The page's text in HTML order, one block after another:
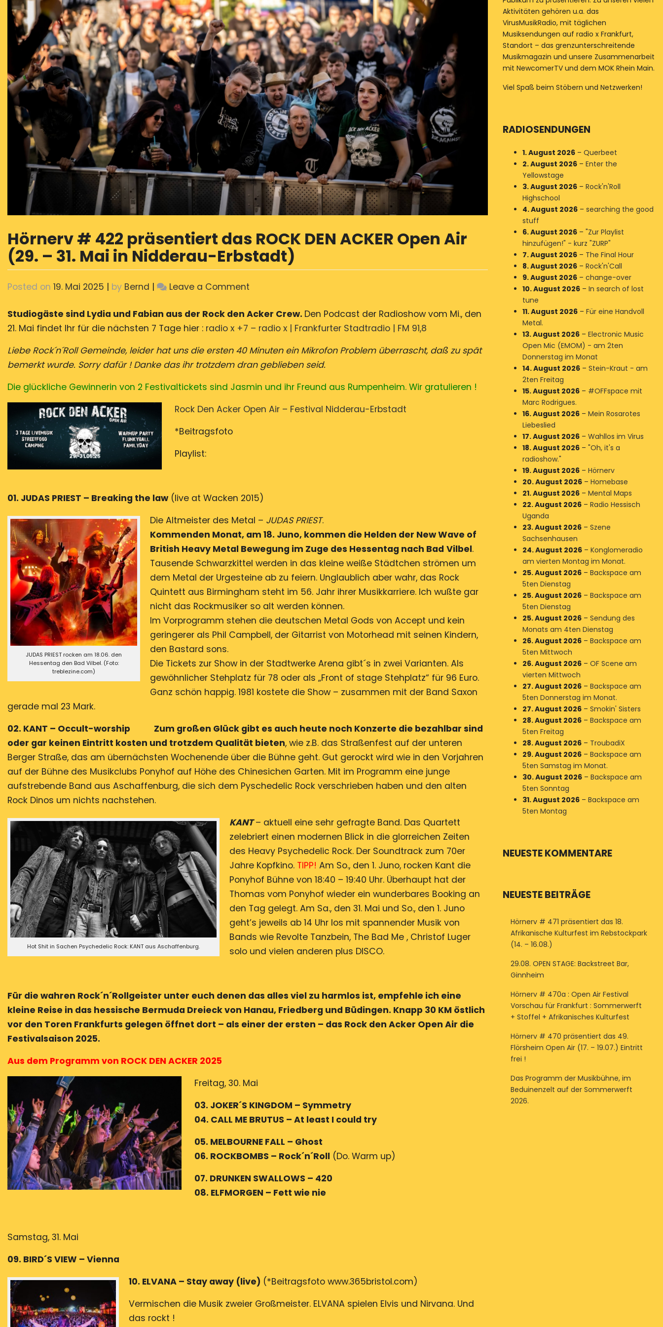
Hörnerv # 422 präsentiert das ROCK DEN ACKER Open Air
(29. – 31. Mai in Nidderau-Erbstadt)
Posted on 19. Mai 2025 | by Bernd | Leave a Comment
#
422
präsentiert
ROCK
DEN
Open
in
Nidderau-
Erbstadt)
Studiogäste sind Lydia und Fabian aus der Rock den Acker Crew. Den Podcast der Radioshow vom Mi., den
21. Mai findet Ihr für die nächsten 7 Tage hier : radio x +7 – radio x | Frankfurter Stadtradio | FM 91,8
Liebe Rock´n´Roll Gemeinde, leider hat uns die ersten 40 Minuten ein Mikrofon Problem überrascht, daß zu spät
bemerkt wurde. Sorry dafür ! Danke das ihr trotzdem dran geblieben seid.
Die glückliche Gewinnerin von 2 Festivaltickets sind Jasmin und ihr Freund aus Rumpenheim. Wir gratulieren !
Rock Den Acker Open Air – Festival Nidderau-Erbstadt
*Beitragsfoto
Playlist:
01. JUDAS PRIEST – Breaking the law (live at Wacken 2015)
JUDAS PRIEST rocken am 18.06. den
Hessentag den Bad Vilbel. (Foto:
treblezine.com)
Die Altmeister des Metal – JUDAS PRIEST.
Kommenden Monat, am 18. Juno, kommen die Helden der New Wave of
British Heavy Metal Bewegung im Zuge des Hessentag nach Bad Vilbel.
Tausende Schwarzkittel werden in das kleine weiße Städtchen strömen um
dem Metal der Urgesteine ab zu feiern. Unglaublich aber wahr, das Rock
Quintett aus Birmingham steht im 56. Jahr ihrer Musikkarriere. Ich wußte gar
nicht das Rockmusiker so alt werden können.
Im Vorprogramm stehen die deutschen Metal Gods von Accept und kein
geringerer als Phil Campbell, der Gitarrist von Motorhead mit seinen Kindern,
den Bastard sons.
Die Tickets zur Show in der Stadtwerke Arena gibt´s in zwei Varianten. Als
gewöhnlicher Stehplatz für 78 oder als „Front of stage Stehplatz“ für 96 Euro.
Ganz schön happig. 1981 kostete die Show – zusammen mit der Band Saxon
gerade mal 23 Mark.
02. KANT – Occult-worship Zum großen Glück gibt es auch heute noch Konzerte die bezahlbar sind
oder gar keinen Eintritt kosten und trotzdem Qualität bieten, wie z.B. das Straßenfest auf der unteren
Berger Straße, das am übernächsten Wochenende über die Bühne geht. Gut gerockt wird wie in den Vorjahren
auf der Bühne des Musikclubs Ponyhof auf Höhe des Chinesichen Garten. Mit im Programm eine junge
aufstrebende Band aus Aschaffenburg, die sich dem Pyschedelic Rock verschrieben haben und den alten
Rock Dinos um nichts nachstehen.
Hot Shit in Sachen Psychedelic Rock: KANT aus Aschaffenburg.
KANT – aktuell eine sehr gefragte Band. Das Quartett
zelebriert einen modernen Blick in die glorreichen Zeiten
des Heavy Psychedelic Rock. Der Soundtrack zum 70er
Jahre Kopfkino. TIPP! Am So., den 1. Juno, rocken Kant die
Ponyhof Bühne von 18:40 – 19:40 Uhr. Überhaupt hat der
Thomas vom Ponyhof wieder ein wunderbares Booking an
den Tag gelegt. Am Sa., den 31. Mai und So., den 1. Juno
geht’s jeweils ab 14 Uhr los mit spannender Musik von
Bands wie Revolte Tanzbein, The Bad Me , Christof Luger
solo und vielen anderen plus DISCO.
Für die wahren Rock´n´Rollgeister unter euch denen das alles viel zu harmlos ist, empfehle ich eine
kleine Reise in das hessische Bermuda Dreieck von Hanau, Friedberg und Büdingen. Knapp 30 KM östlich
vor den Toren Frankfurts gelegen öffnet dort – als einer der ersten – das Rock den Acker Open Air die
Festivalsaison 2025.
Aus dem Programm von ROCK DEN ACKER 2025
Freitag, 30. Mai
03. JOKER´S KINGDOM – Symmetry
04. CALL ME BRUTUS – At least I could try
05. MELBOURNE FALL – Ghost
06. ROCKBOMBS – Rock´n´Roll (Do. Warm up)
07. DRUNKEN SWALLOWS – 420
08. ELFMORGEN – Fett wie nie
Samstag, 31. Mai
09. BIRD´S VIEW – Vienna
10. ELVANA – Stay away (live) (*Beitragsfoto www.365bristol.com)
Vermischen die Musik zweier Großmeister. ELVANA spielen Elvis und Nirvana. Und
das rockt !
Aktivitäten gehören u.a. das
VirusMusikRadio, mit täglichen
Musiksendungen auf radio x Frankfurt,
Standort – das grenzunterschreitende
Musikmagazin und unsere Zusammenarbeit
mit NewcomerTV und dem MOK Rhein Main.
Viel Spaß beim Stöbern und Netzwerken!
RADIOSENDUNGEN
1. August 2026– Querbeet
2. August 2026– Enter the
Yellowstage
3. August 2026– Rock'n'Roll
Highschool
4. August 2026– searching the good
stuff
6. August 2026– "Zur Playlist
hinzufügen!" - kurz "ZURP"
7. August 2026– The Final Hour
8. August 2026– Rock'n'Call
9. August 2026– change-over
10. August 2026– In search of lost
tune
11. August 2026– Für eine Handvoll
Metal.
13. August 2026– Electronic Music
Open Mic (EMOM) - am 2ten
Donnerstag im Monat
14. August 2026– Stein-Kraut - am
2ten Freitag
15. August 2026– #OFFspace mit
Marc Rodrigues.
16. August 2026– Mein Rosarotes
Liebeslied
17. August 2026– Wahllos im Virus
18. August 2026– "Oh, it's a
radioshow."
19. August 2026– Hörnerv
20. August 2026– Homebase
21. August 2026– Mental Maps
22. August 2026– Radio Hessisch
Uganda
23. August 2026– Szene
Sachsenhausen
24. August 2026– Konglomeradio
am vierten Montag im Monat.
25. August 2026– Backspace am
5ten Dienstag
25. August 2026– Backspace am
5ten Dienstag
25. August 2026– Sendung des
Monats am 4ten Dienstag
26. August 2026– Backspace am
5ten Mittwoch
26. August 2026– OF Scene am
vierten Mittwoch
27. August 2026– Backspace am
5ten Donnerstag im Monat.
27. August 2026– Smokin' Sisters
28. August 2026– Backspace am
5ten Freitag
28. August 2026– TroubadiX
29. August 2026– Backspace am
5ten Samstag im Monat.
30. August 2026– Backspace am
5ten Sonntag
31. August 2026– Backspace am
5ten Montag
NEUESTE KOMMENTARE
NEUESTE BEITRÄGE
Hörnerv # 471 präsentiert das 18.
Afrikanische Kulturfest im Rebstockpark
(14. – 16.08.)
29.08. OPEN STAGE: Backstreet Bar,
Ginnheim
Hörnerv # 470a : Open Air Festival
Vorschau für Frankfurt : Sommerwerft
+ Stoffel + Afrikanisches Kulturfest
Hörnerv # 470 präsentiert das 49.
Flörsheim Open Air (17. – 19.07.) Eintritt
frei !
Das Programm der Musikbühne, im
Beduinenzelt auf der Sommerwerft
2026.